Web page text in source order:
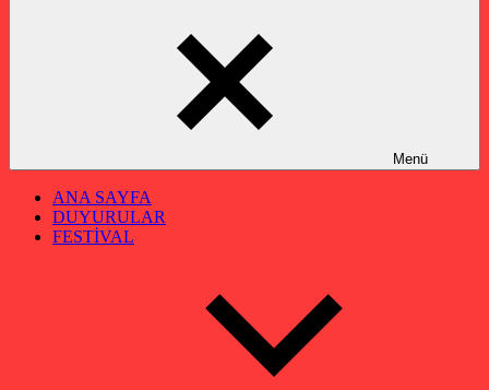
Menü
ANA SAYFA
DUYURULAR
FESTİVAL